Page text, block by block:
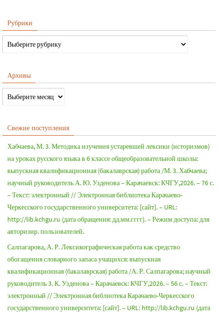
Рубрики
Архивы
Свежие поступления
Хабчаева, М. 3. Методика изучения устаревшей лексики (историзмов)
на уроках русского языка в 6 классе общеобразовательной школы:
выпускная квалификационная (бакалаврская) работа /М. 3. Хабчаева;
научный руководитель А. Ю. Узденова – Карачаевск: КЧГУ,2026. – 76 с.
– Текст: электронный // Электронная библиотека Карачаево-
Черкесского государственного университета: [сайт]. – URL:
http://lib.kchgu.ru (дата обращения: дд.мм.гггг). – Режим доступа: для
авторизир. пользователей.
Салпагарова, А. Р. Лексикографическая работа как средство
обогащения словарного запаса учащихся: выпускная
квалификационная (бакалаврская) работа /А. Р. Салпагарова; научный
руководитель 3. К. Узденова – Карачаевск: КЧГУ,2026. – 56 с. – Текст:
электронный // Электронная библиотека Карачаево-Черкесского
государственного университета: [сайт]. – URL: http://lib.kchgu.ru (дата